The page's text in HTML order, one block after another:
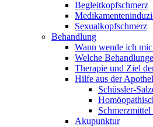
Begleitkopfschmerz
Sexualkopfschmerz
Behandlung
Wann wende ich
Welche
Therapie und Ziel
Hilfe aus der
Schüssler-
Akupunktur